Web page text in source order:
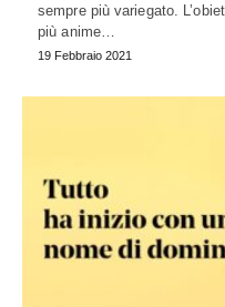
sempre più variegato.
più anime…
19 Febbraio 2021